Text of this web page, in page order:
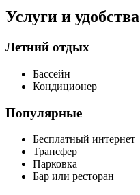
Услуги и удобства
Летний отдых
Бассейн
Кондиционер
Популярные
Бесплатный интернет
Трансфер
Парковка
Бар или ресторан